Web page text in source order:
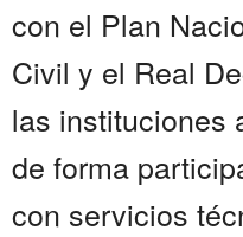
con el Plan
Civil y el Real
las instituciones
de forma
con servicios